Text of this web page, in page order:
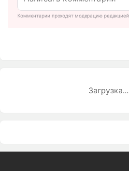
Комментарии проходят модерацию редакцией
Загрузка...